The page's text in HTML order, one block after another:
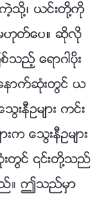
႔၊ ယင္းတို႔ကို
ဟုတ္ေပ။ ဆိုလို
သည့္ ေရာဂါပိုး
ေနာက္ဆုံးတြင္ ယ
းနီဥမ်ား ကင္း
က ေသြးနီဥမ်ား
တြင္ ၎တို႔သည္
ည္။ ဤသည္မွာ